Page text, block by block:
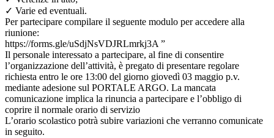
✓ Varie ed eventuali.
Per partecipare compilare il seguente modulo per accedere alla
riunione:
https://forms.gle/uSdjNsVDJRLmrkj3A ”
Il personale interessato a partecipare, al fine di consentire
l’organizzazione dell’attività, è pregato di presentare regolare
richiesta entro le ore 13:00 del giorno giovedì 03 maggio p.v.
mediante adesione sul PORTALE ARGO. La mancata
comunicazione implica la rinuncia a partecipare e l’obbligo di
coprire il normale orario di servizio
L’orario scolastico potrà subire variazioni che verranno comunicate
in seguito.